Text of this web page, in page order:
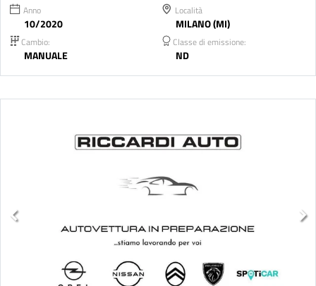
Anno
10/2020
Località
MILANO (MI)
Cambio:
MANUALE
Classe di emissione:
ND